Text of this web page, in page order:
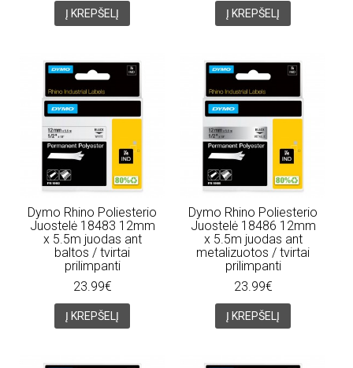
Į KREPŠELĮ Į KREPŠELĮ
Dymo Rhino Poliesterio
Juostelė 18483 12mm
x 5.5m juodas ant
baltos / tvirtai
prilimpanti
23.99€
Į KREPŠELĮ
Dymo Rhino Poliesterio
Juostelė 18486 12mm
x 5.5m juodas ant
metalizuotos / tvirtai
prilimpanti
23.99€
Į KREPŠELĮ